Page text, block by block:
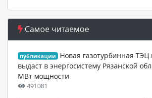
Самое читаемое
публикации
Новая газотурбинная ТЭЦ
выдаст в энергосистему Рязанской
МВт мощности
491081